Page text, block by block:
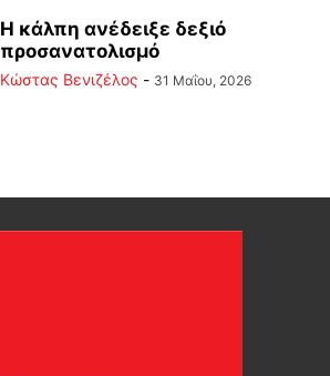
Η κάλπη ανέδειξε δεξιό
προσανατολισμό
Κώστας Βενιζέλος - 31 Μαΐου, 2026